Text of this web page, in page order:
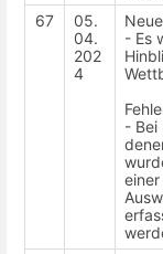
67
05.
04.
202
4
- Es
- Bei